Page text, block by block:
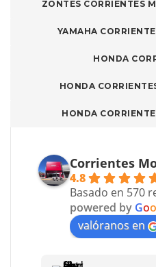
ZONTES CORRIENTES
YAMAHA
HONDA
HONDA
HONDA
Corrientes
4.8
Basado en 570
powered by Goo
valóranos en